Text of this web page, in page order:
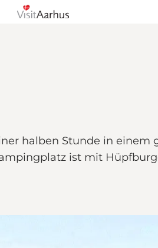
halben Stunde in
ist mit